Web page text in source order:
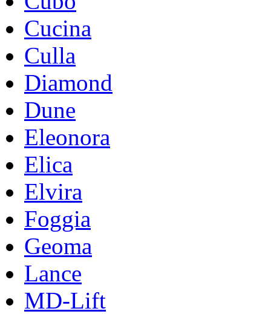
Cucina
Culla
Diamond
Dune
Eleonora
Elica
Elvira
Foggia
Geoma
Lance
MD-Lift